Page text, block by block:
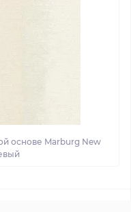
основе Marburg New